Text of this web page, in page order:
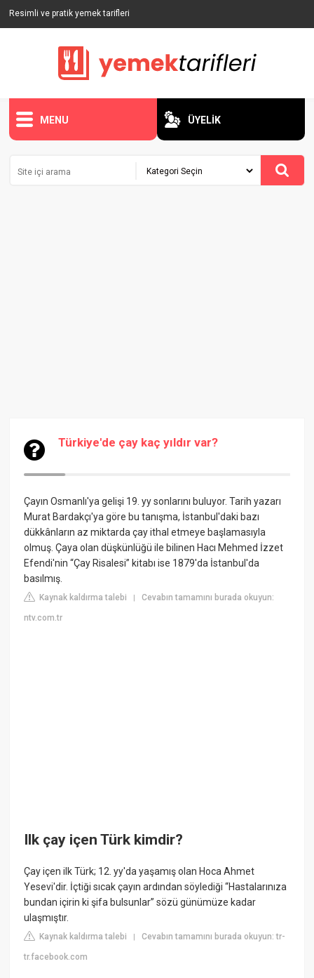
Resimli ve pratik yemek tarifleri
MENU ÜYELİK
Türkiye'de çay kaç yıldır var?
Çayın Osmanlı'ya gelişi 19. yy sonlarını buluyor. Tarih yazarı
Murat Bardakçı'ya göre bu tanışma, İstanbul'daki bazı
dükkânların az miktarda çay ithal etmeye başlamasıyla
olmuş. Çaya olan düşkünlüğü ile bilinen Hacı Mehmed İzzet
Efendi'nin “Çay Risalesi” kitabı ise 1879'da İstanbul'da
basılmış.
Kaynak kaldırma talebi |Cevabın tamamını burada okuyun:
ntv.com.tr
Ilk çay içen Türk kimdir?
Çay içen ilk Türk; 12. yy'da yaşamış olan Hoca Ahmet
Yesevi'dir. İçtiği sıcak çayın ardından söylediği “Hastalarınıza
bundan içirin ki şifa bulsunlar” sözü günümüze kadar
ulaşmıştır.
Kaynak kaldırma talebi |Cevabın tamamını burada okuyun: tr-
tr.facebook.com